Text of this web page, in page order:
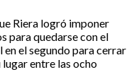
Riera logró imponer
para quedarse con el
en el segundo para cerrar
entre las ocho